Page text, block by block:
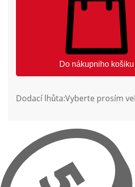
Do nákupniho košiku
Dodací lhůta:Vyberte prosím